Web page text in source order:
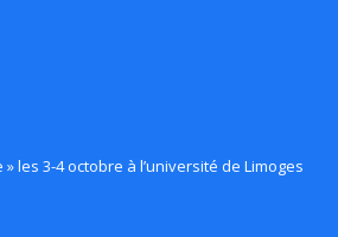
les 3-4 octobre à l’université de Limoges